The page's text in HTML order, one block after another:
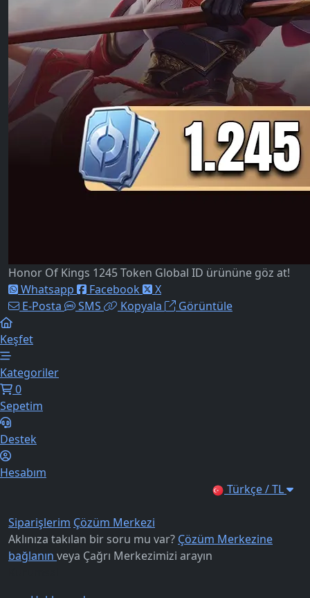
Honor Of Kings 1245 Token Global ID ürününe göz at!
Whatsapp
Facebook
X
E-Posta
SMS Kopyala Görüntüle
Keşfet
Kategoriler
0
Sepetim
Destek
Hesabım
Türkçe / TL
Siparişlerim Çözüm Merkezi
Aklınıza takılan bir soru mu var? Çözüm Merkezine
bağlanın veya Çağrı Merkezimizi arayın